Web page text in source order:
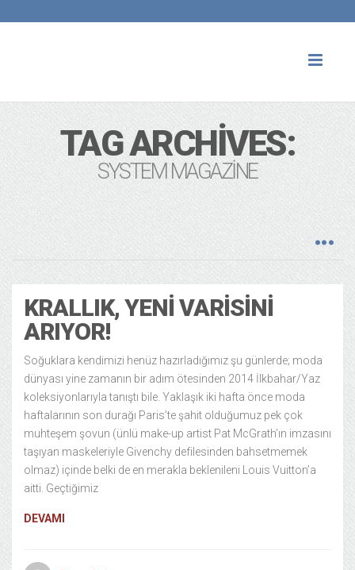
TAG ARCHIVES:
SYSTEM MAGAZINE
KRALLIK, YENI VARISINI
ARIYOR!
Soğuklara kendimizi henüz hazırladığımız şu günlerde; moda
dünyası yine zamanın bir adım ötesinden 2014 İlkbahar/Yaz
koleksiyonlarıyla tanıştı bile. Yaklaşık iki hafta önce moda
haftalarının son durağı Paris’te şahit olduğumuz pek çok
muhteşem şovun (ünlü make-up artist Pat McGrath’ın imzasını
taşıyan maskeleriyle Givenchy defilesinden bahsetmemek
olmaz) içinde belki de en merakla beklenileni Louis Vuitton’a
aitti. Geçtiğimiz
DEVAMI